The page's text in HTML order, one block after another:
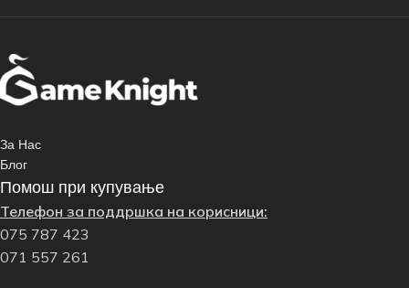
За Нас
Блог
Помош при купување
Телефон за поддршка на корисници:
075 787 423
071 557 261